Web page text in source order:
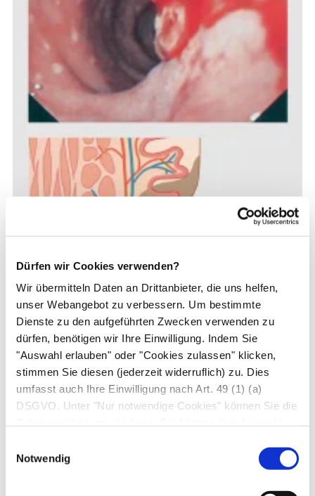
Dürfen wir Cookies verwenden?
Wir übermitteln Daten an Drittanbieter, die uns helfen,
unser Webangebot zu verbessern. Um bestimmte
Dienste zu den aufgeführten Zwecken verwenden zu
dürfen, benötigen wir Ihre Einwilligung. Indem Sie
"Auswahl erlauben" oder "Cookies zulassen" klicken,
stimmen Sie diesen (jederzeit widerruflich) zu. Dies
umfasst auch Ihre Einwilligung nach Art. 49 (1) (a)
DSGVO. Unter "Nur notwendige Cookies" können Sie die
Notwendig